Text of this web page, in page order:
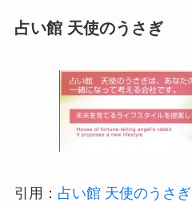
占い館 天使のうさぎ
引用： 占い館 天使のうさぎ